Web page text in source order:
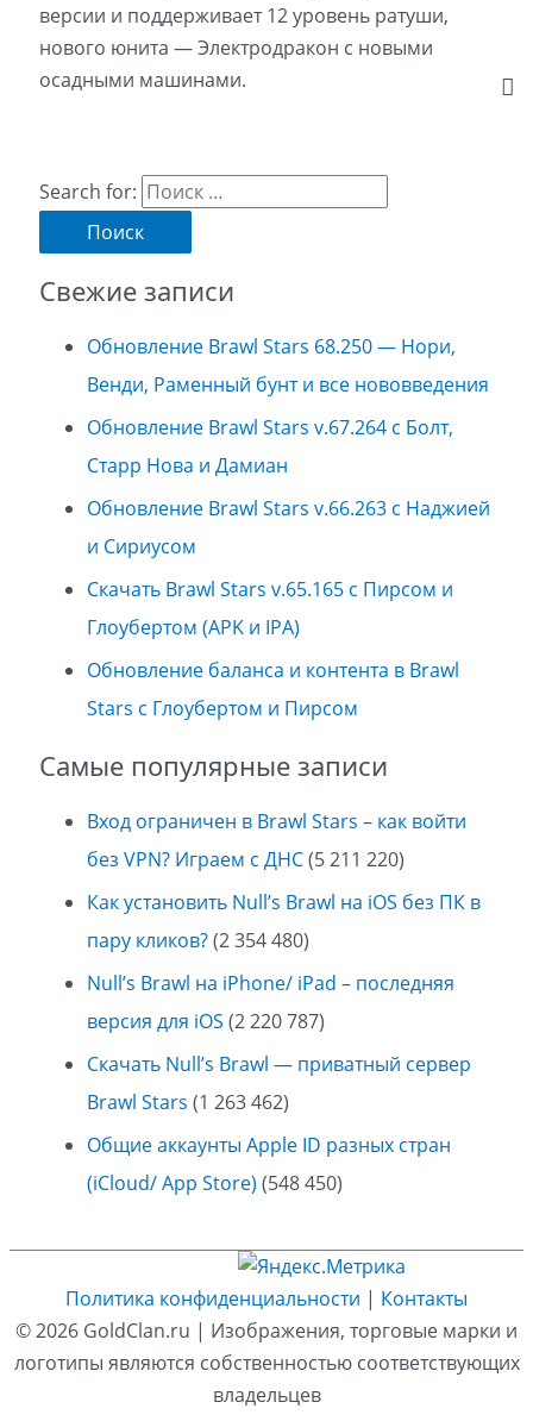
версии и поддерживает 12 уровень ратуши,
нового юнита — Электродракон с новыми
осадными машинами.
Search for:
Свежие записи
Обновление Brawl Stars 68.250 — Нори,
Венди, Раменный бунт и все нововведения
Обновление Brawl Stars v.67.264 с Болт,
Старр Нова и Дамиан
Обновление Brawl Stars v.66.263 с Наджией
и Сириусом
Скачать Brawl Stars v.65.165 с Пирсом и
Глоубертом (APK и IPA)
Обновление баланса и контента в Brawl
Stars с Глоубертом и Пирсом
Самые популярные записи
Вход ограничен в Brawl Stars – как войти
без VPN? Играем с ДНС(5 211 220)
Как установить Null’s Brawl на iOS без ПК в
пару кликов?(2 354 480)
Null’s Brawl на iPhone/ iPad – последняя
версия для iOS (2 220 787)
Скачать Null’s Brawl — приватный сервер
Brawl Stars (1 263 462)
Общие аккаунты Apple ID разных стран
(iCloud/ App Store) (548 450)
Политика конфиденциальности | Контакты
© 2026 GoldClan.ru | Изображения, торговые марки и
логотипы являются собственностью соответствующих
владельцев